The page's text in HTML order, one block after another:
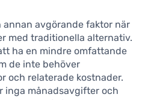
avgörande faktor när
med traditionella alternativ.
ha en mindre omfattande
de inte behöver
och relaterade kostnader.
inga månadsavgifter och